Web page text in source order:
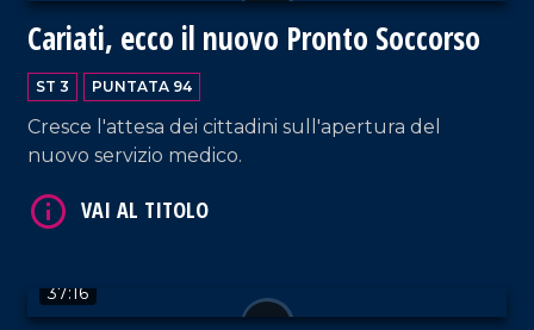
Cariati, ecco il nuovo Pronto Soccorso
ST 3 PUNTATA 94
Cresce l'attesa dei cittadini sull'apertura del
nuovo servizio medico.
37:16
VAI AL TITOLO